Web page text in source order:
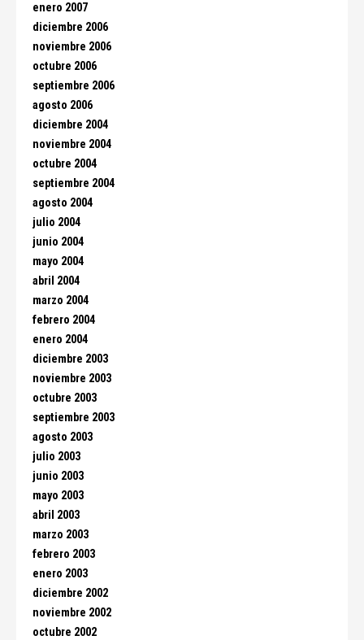
enero 2007
diciembre 2006
noviembre 2006
octubre 2006
septiembre 2006
agosto 2006
diciembre 2004
noviembre 2004
octubre 2004
septiembre 2004
agosto 2004
julio 2004
junio 2004
mayo 2004
abril 2004
marzo 2004
febrero 2004
enero 2004
diciembre 2003
noviembre 2003
octubre 2003
septiembre 2003
agosto 2003
julio 2003
junio 2003
mayo 2003
abril 2003
marzo 2003
febrero 2003
enero 2003
diciembre 2002
noviembre 2002
octubre 2002